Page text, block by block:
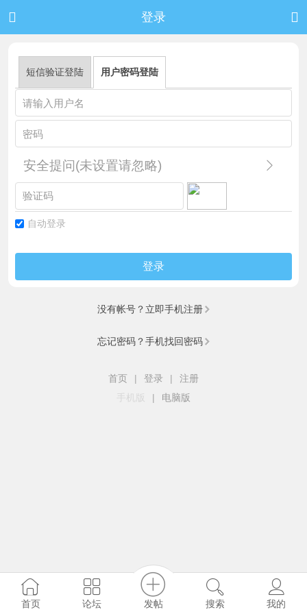
 登录 
短信验证登陆 用户密码登陆
安全提问(未设置请忽略)
自动登录
登录
没有帐号？立即手机注册
忘记密码？手机找回密码
首页 | 登录 |
注册
手机版
| 电脑版
首页 论坛 发帖 搜索 我的